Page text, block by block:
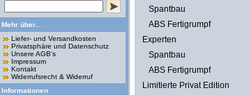
Mehr über...
Liefer- und Versandkosten
Privatsphäre und Datenschutz
Unsere AGB's
Impressum
Kontakt
Widerrufsrecht & Widerruf
Informationen
Spantbau
ABS Fertigrumpf
Experten
Spantbau
ABS Fertigrumpf
Limitierte Privat Edition